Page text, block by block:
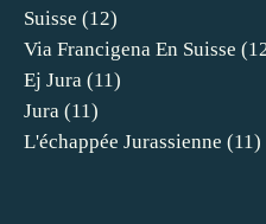
Suisse (12)
Via Francigena En Suisse
Ej Jura (11)
Jura (11)
L'échappée Jurassienne (11)